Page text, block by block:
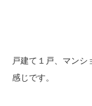
戸建て１戸、マンシ
感じです。